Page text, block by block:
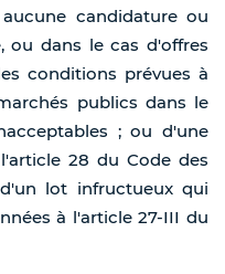
candidature ou
ou dans le cas d'offres
conditions prévues à
publics dans le
; ou d'une
28 du Code des
lot infructueux qui
à l'article 27-III du